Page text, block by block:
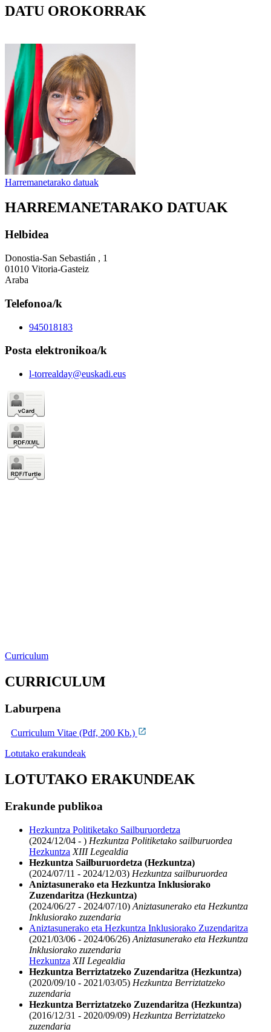
DATU OROKORRAK
Harremanetarako datuak
HARREMANETARAKO DATUAK
Helbidea
Donostia-San Sebastián , 1
01010 Vitoria-Gasteiz
Araba
Telefonoa/k
945018183
Posta elektronikoa/k
l-torrealday@euskadi.eus
Curriculum
CURRICULUM
Laburpena
Curriculum Vitae (Pdf, 200 Kb.)
Lotutako erakundeak
LOTUTAKO ERAKUNDEAK
Erakunde publikoa
Hezkuntza Politiketako Sailburuordetza
(2024/12/04 - ) Hezkuntza Politiketako sailburuordea
Hezkuntza XIII Legealdia
Hezkuntza Sailburuordetza (Hezkuntza)
(2024/07/11 - 2024/12/03) Hezkuntza sailburuordea
Aniztasunerako eta Hezkuntza Inklusiorako
Zuzendaritza (Hezkuntza)
(2024/06/27 - 2024/07/10) Aniztasunerako eta Hezkuntza
Inklusiorako zuzendaria
Aniztasunerako eta Hezkuntza Inklusiorako Zuzendaritza
(2021/03/06 - 2024/06/26) Aniztasunerako eta Hezkuntza
Inklusiorako zuzendaria
Hezkuntza XII Legealdia
Hezkuntza Berriztatzeko Zuzendaritza (Hezkuntza)
(2020/09/10 - 2021/03/05) Hezkuntza Berriztatzeko
zuzendaria
Hezkuntza Berriztatzeko Zuzendaritza (Hezkuntza)
(2016/12/31 - 2020/09/09) Hezkuntza Berriztatzeko
zuzendaria